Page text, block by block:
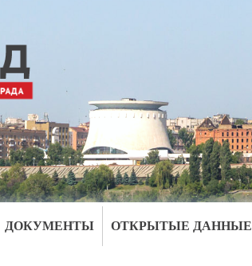
ДОКУМЕНТЫ ОТКРЫТЫЕ ДАННЫЕ